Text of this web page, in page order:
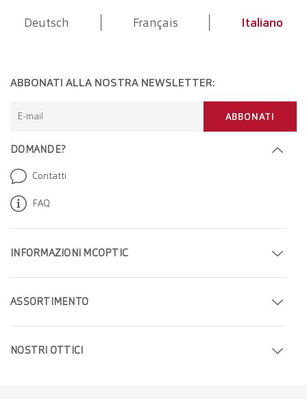
Deutsch Français Italiano
INFORMAZIONI MCOPTIC
Fissa un appuntamento
Trova il tuo negozio
Carriera
ASSORTIMENTO
Occhiali
Occhiali da sole
NOSTRI OTTICI
DOMANDE?
Contatti
FAQ
ABBONATI ALLA NOSTRA NEWSLETTER:
E-mail ABBONATI